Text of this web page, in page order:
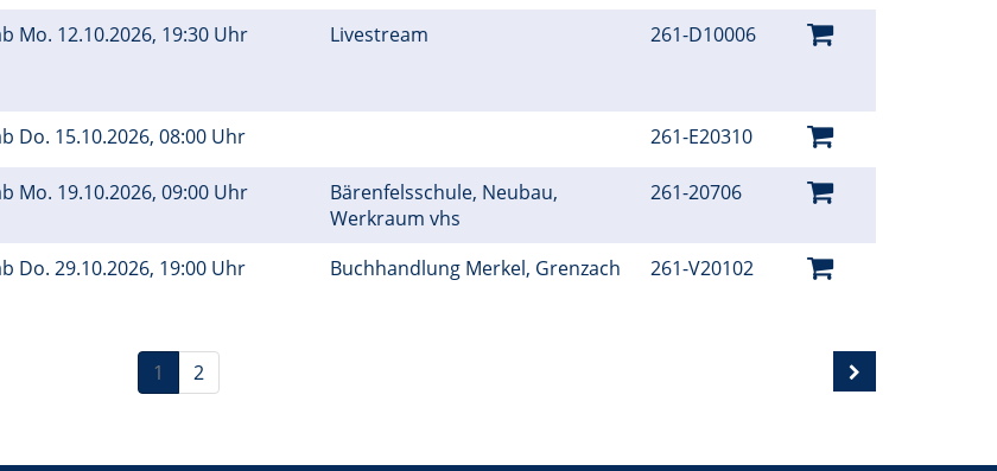
Mo. 12.10.2026, 19:30 Uhr Livestream 261-D10006
Do. 15.10.2026, 08:00 Uhr 261-E20310
Mo. 19.10.2026, 09:00 Uhr
Bärenfelsschule, Neubau,
Werkraum vhs
261-20706
Do. 29.10.2026, 19:00 Uhr Buchhandlung Merkel, Grenzach 261-V20102
1 2